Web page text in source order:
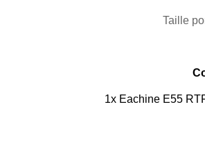
Taille
1x Eachine E55